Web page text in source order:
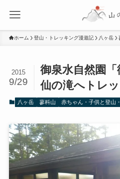
ホーム 登山・トレッキング漫遊記 八ヶ岳
御泉水自然園
仙の滝へトレッ
2015
9/29
八ヶ岳 蓼科山 赤ちゃん・子供と登山